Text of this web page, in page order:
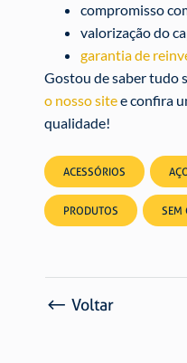
compromisso
valorização do
garantia de
Gostou de saber tudo
o nosso sitee confira
qualidade!
ACESSÓRIOS
PRODUTOS SEM
Voltar